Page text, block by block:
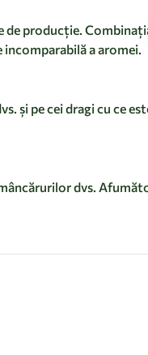
producție.
a aromei.
și pe cei dragi cu ce
dvs.